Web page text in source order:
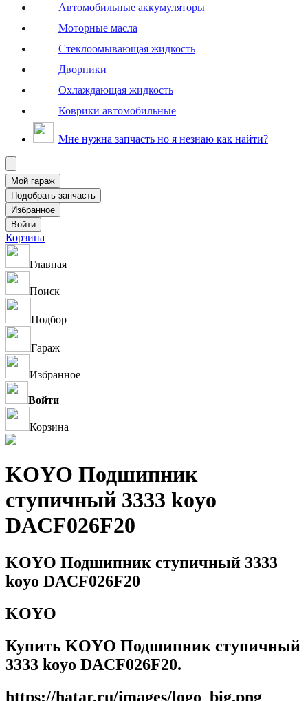
Автомобильные аккумуляторы
Моторные масла
Стеклоомывающая жидкость
Дворники
Охлаждающая жидкость
Коврики автомобильные
Мне нужна запчасть но я незнаю как найти?
Корзина
Главная
Поиск
Подбор
Гараж
Избранное
Войти
Корзина
KOYO Подшипник
ступичный 3333 koyo
DACF026F20
KOYO Подшипник ступичный 3333
koyo DACF026F20
KOYO
Купить KOYO Подшипник ступичный
3333 koyo DACF026F20.
https://hatar.ru/images/logo_big.png